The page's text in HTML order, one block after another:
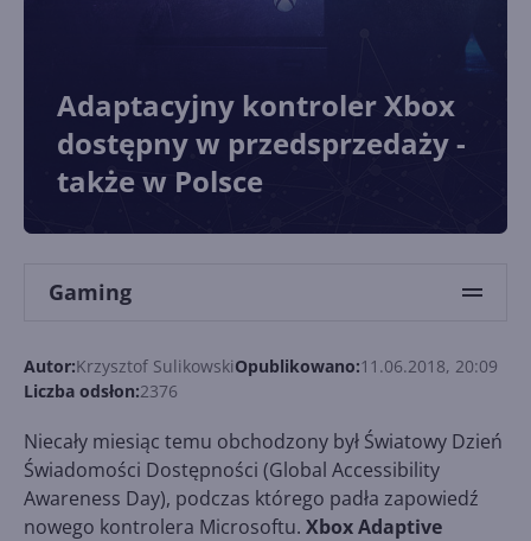
Adaptacyjny kontroler Xbox
dostępny w przedsprzedaży -
także w Polsce
Gaming
Autor:Krzysztof SulikowskiOpublikowano:11.06.2018, 20:09
Liczba odsłon:2376
Niecały miesiąc temu obchodzony był Światowy Dzień
Świadomości Dostępności (Global Accessibility
Awareness Day), podczas którego padła zapowiedź
nowego kontrolera Microsoftu. Xbox Adaptive